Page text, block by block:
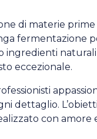
di materie prime
fermentazione
ingredienti
eccezionale.
dettaglio.
con amore